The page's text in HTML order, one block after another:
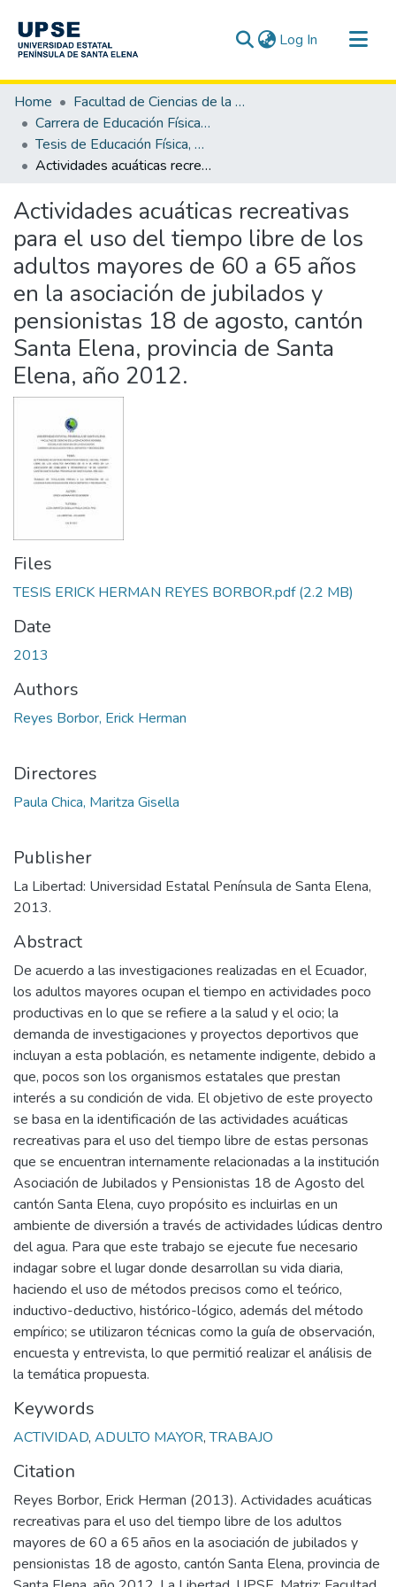
Log In (current)
Communities & Collections
All of DSpace
Statistics
Home
Facultad de Ciencias de la Educación e Idiomas
Carrera de Educación Física, Deporte y Recreación
Tesis de Educación Física, Deporte y Recreación
Actividades acuáticas recreativas para el uso del tiempo libre de los adultos mayores de 60 a 65 años en la asociación de jubilados y pensionistas 18 de agosto, cantón Santa Elena, provincia de Santa Elena, año 2012.
Actividades acuáticas recreativas
para el uso del tiempo libre de los
adultos mayores de 60 a 65 años
en la asociación de jubilados y
pensionistas 18 de agosto, cantón
Santa Elena, provincia de Santa
Elena, año 2012.
Files
TESIS ERICK HERMAN REYES BORBOR.pdf(2.2 MB)
Date
2013
Authors
Reyes Borbor, Erick Herman
Directores
Paula Chica, Maritza Gisella
Publisher
La Libertad: Universidad Estatal Península de Santa Elena,
2013.
Abstract
De acuerdo a las investigaciones realizadas en el Ecuador,
los adultos mayores ocupan el tiempo en actividades poco
productivas en lo que se refiere a la salud y el ocio; la
demanda de investigaciones y proyectos deportivos que
incluyan a esta población, es netamente indigente, debido a
que, pocos son los organismos estatales que prestan
interés a su condición de vida. El objetivo de este proyecto
se basa en la identificación de las actividades acuáticas
recreativas para el uso del tiempo libre de estas personas
que se encuentran internamente relacionadas a la institución
Asociación de Jubilados y Pensionistas 18 de Agosto del
cantón Santa Elena, cuyo propósito es incluirlas en un
ambiente de diversión a través de actividades lúdicas dentro
del agua. Para que este trabajo se ejecute fue necesario
indagar sobre el lugar donde desarrollan su vida diaria,
haciendo el uso de métodos precisos como el teórico,
inductivo-deductivo, histórico-lógico, además del método
empírico; se utilizaron técnicas como la guía de observación,
encuesta y entrevista, lo que permitió realizar el análisis de
la temática propuesta.
Keywords
ACTIVIDAD, ADULTO MAYOR,TRABAJO
Citation
Reyes Borbor, Erick Herman (2013). Actividades acuáticas
recreativas para el uso del tiempo libre de los adultos
mayores de 60 a 65 años en la asociación de jubilados y
pensionistas 18 de agosto, cantón Santa Elena, provincia de